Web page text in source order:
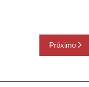
Próximo